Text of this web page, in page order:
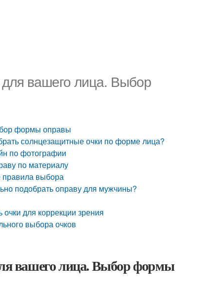
для вашего лица. Выбор
формы оправы
солнцезащитные очки по форме лица?
по фотографии
по материалу
правила выбора
подобрать оправу для мужчины?
для коррекции зрения
выбора очков
вашего лица. Выбор формы